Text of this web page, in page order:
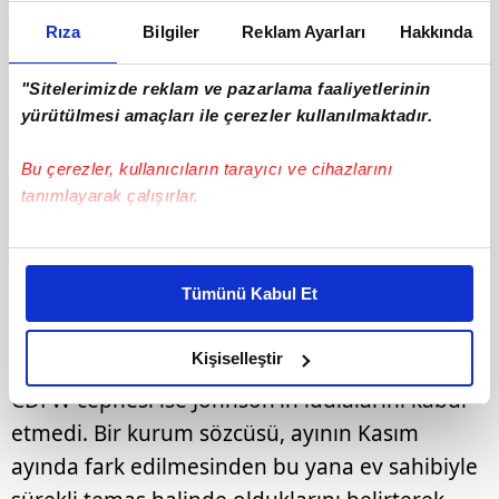
Rıza Bilgiler Reklam Ayarları Hakkında
"Sitelerimizde reklam ve pazarlama faaliyetlerinin
yürütülmesi amaçları ile çerezler kullanılmaktadır.
Bu çerezler, kullanıcıların tarayıcı ve cihazlarını
tanımlayarak çalışırlar.
Bu çerezlere izin vermeniz halinde sizlere özel
daha iyi reklam deneyimi yaşatabiliriz. Bunu yaparken
amacımızın size daha iyi bir reklam deneyimi sunmak
olduğunu ve sizlere en iyi içerikleri sunabilmek adına
elimizden gelen çabayı gösterdiğimizi ve bu noktada,
reklamların maliyetlerimizi karşılamak noktasında tek gelir
kalemimiz olduğunu sizlere hatırlatmak isteriz.
Her halükârda, kullanıcılar, bu çerezlere izin vermedikleri
Tümünü Kabul Et
Kişiselleştir
CDFW cephesi ise Johnson'ın iddialarını kabul
etmedi. Bir kurum sözcüsü, ayının Kasım
ayında fark edilmesinden bu yana ev sahibiyle